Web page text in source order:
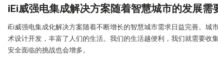
iEi威强电集成解决方案随着智慧城市的发展需
iEi威强电集成化解决方案随着不断增长的智慧城市需求日益完善。城
术设计开发，丰富了人们的生活。我们的生活越便利，我们就需要收
安全面临的挑战也会增多。